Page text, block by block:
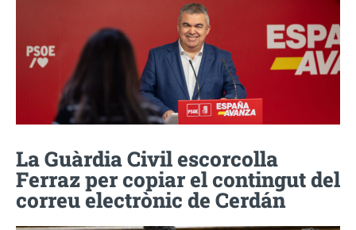
La Guàrdia Civil escorcolla
Ferraz per copiar el contingut del
correu electrònic de Cerdán